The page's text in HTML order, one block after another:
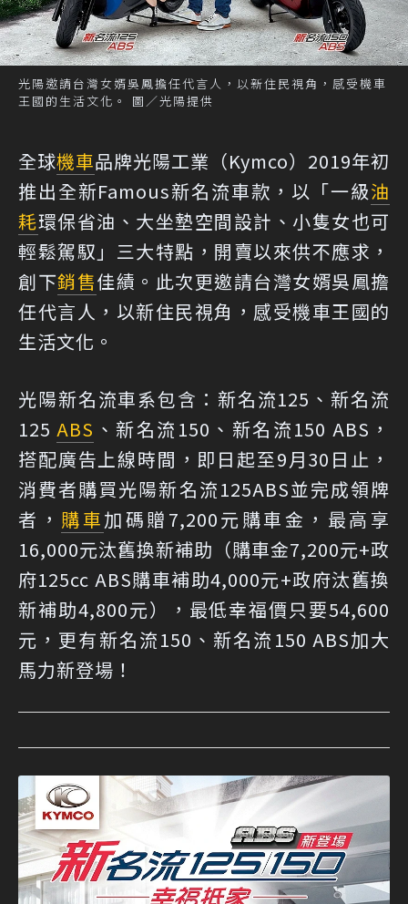
光陽邀請台灣女婿吳鳳擔任代言人，以新住民視角，感受機車
王國的生活文化。 圖／光陽提供
全球機車品牌光陽工業（Kymco）2019年初
推出全新Famous新名流車款，以「一級油
耗環保省油、大坐墊空間設計、小隻女也可
輕鬆駕馭」三大特點，開賣以來供不應求，
創下銷售佳績。此次更邀請台灣女婿吳鳳擔
任代言人，以新住民視角，感受機車王國的
生活文化。
光陽新名流車系包含：新名流125、新名流
125ABS 、新名流150、新名流150 ABS，
搭配廣告上線時間，即日起至9月30日止，
消費者購買光陽新名流125ABS並完成領牌
者， 購車加碼贈7,200元購車金，最高享
16,000元汰舊換新補助（購車金7,200元+政
府125cc ABS購車補助4,000元+政府汰舊換
新補助4,800元），最低幸福價只要54,600
元，更有新名流150、新名流150 ABS加大
馬力新登場！